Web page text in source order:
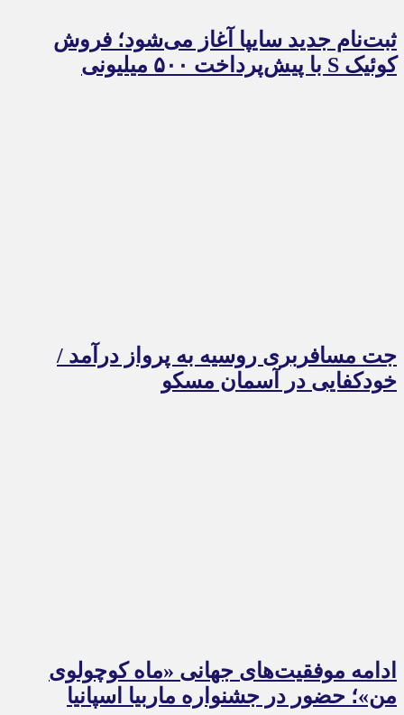
ثبت‌نام جدید سایپا آغاز می‌شود؛ فروش
کوئیک S با پیش‌پرداخت ۵۰۰ میلیونی
جت مسافربری روسیه به پرواز درآمد /
خودکفایی در آسمان مسکو
ادامه موفقیت‌های جهانی «ماه کوچولوی
من»؛ حضور در جشنواره ماربیا اسپانیا